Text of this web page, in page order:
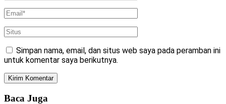
Simpan nama, email, dan situs web saya pada peramban ini
untuk komentar saya berikutnya.
Baca Juga